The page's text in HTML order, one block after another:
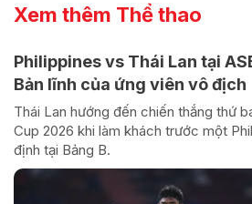
Xem thêm Thể thao
Philippines vs Thái Lan tại
Bản lĩnh của ứng viên vô địch
Thái Lan hướng đến chiến thắng thứ
Cup 2026 khi làm khách trước một
định tại Bảng B.